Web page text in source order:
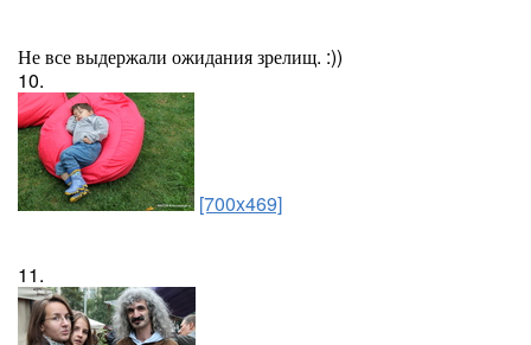
Не все выдержали ожидания зрелищ. :))
10.
[700x469]
11.